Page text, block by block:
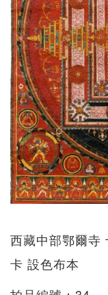
西藏中部鄂爾寺
卡 設色布本